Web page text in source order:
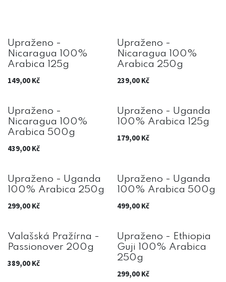
Upraženo -
Nicaragua 100%
Arabica 125g
149,00 Kč
Upraženo -
Nicaragua 100%
Arabica 250g
239,00Kč
Upraženo -
Nicaragua 100%
Arabica 500g
439,00 Kč
Upraženo - Uganda
100% Arabica 125g
179,00Kč
Upraženo - Uganda
100% Arabica 250g
299,00 Kč
Upraženo - Uganda
100% Arabica 500g
499,00Kč
Valašská Pražírna -
Passionover 200g
389,00 Kč
Upraženo - Ethiopia
Guji 100% Arabica
250g
299,00Kč